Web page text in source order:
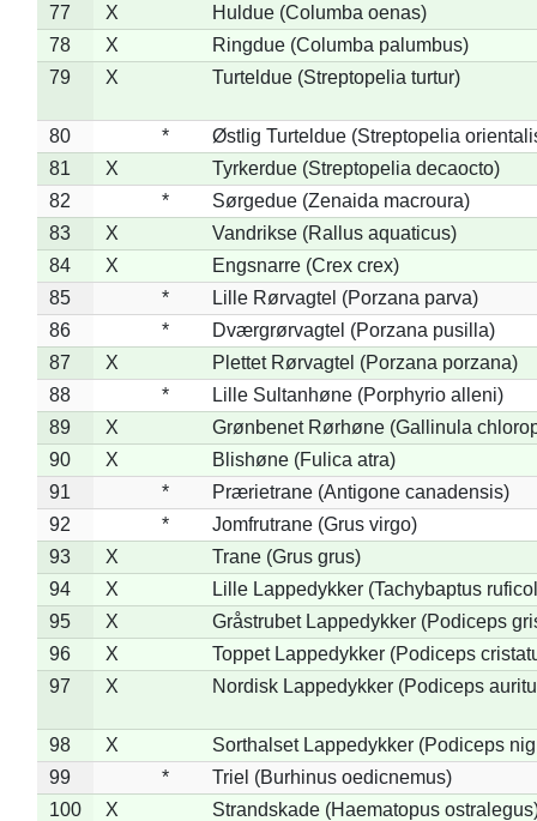
77
X
Huldue (Columba oenas)
78
X
Ringdue (Columba palumbus)
79
X Turteldue (Streptopelia turtur)
80 *
Østlig Turteldue (Streptopelia
81
X
Tyrkerdue (Streptopelia decaocto)
82
*
Sørgedue (Zenaida macroura)
83
X
Vandrikse (Rallus aquaticus)
84
X
Engsnarre (Crex crex)
85
*
Lille Rørvagtel (Porzana parva)
86
*
Dværgrørvagtel (Porzana pusilla)
87
X
Plettet Rørvagtel (Porzana porzana)
88
*
Lille Sultanhøne (Porphyrio alleni)
89
X
Grønbenet Rørhøne (Gallinula
90
X
Blishøne (Fulica atra)
91
*
Prærietrane (Antigone canadensis)
92
*
Jomfrutrane (Grus virgo)
93
X
Trane (Grus grus)
94
X
Lille Lappedykker (Tachybaptus
95
X
Gråstrubet Lappedykker (Podiceps
96
X
Toppet Lappedykker (Podiceps
97
X Nordisk Lappedykker (Podiceps
98 X
Sorthalset Lappedykker (Podiceps
99
*
Triel (Burhinus oedicnemus)
100
X Strandskade (Haematopus